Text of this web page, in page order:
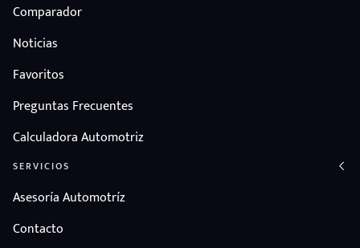
Comparador
Noticias
Favoritos
Preguntas Frecuentes
Calculadora Automotriz
SERVICIOS
Asesoría Automotríz
Contacto